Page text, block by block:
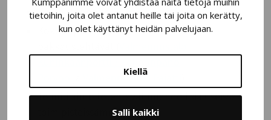
tietoihin, joita olet antanut heille tai joita on kerätty,
kun olet käyttänyt heidän palvelujaan.
Kiellä
Salli kaikki
Kiinteistönhoito (Valmennustalo Pajatti)
Kokoonpano- ja
Valmennustalo Pajatti
Toimitilahuoltotehtävät (mahdollisia useissa
toimipisteissämme)